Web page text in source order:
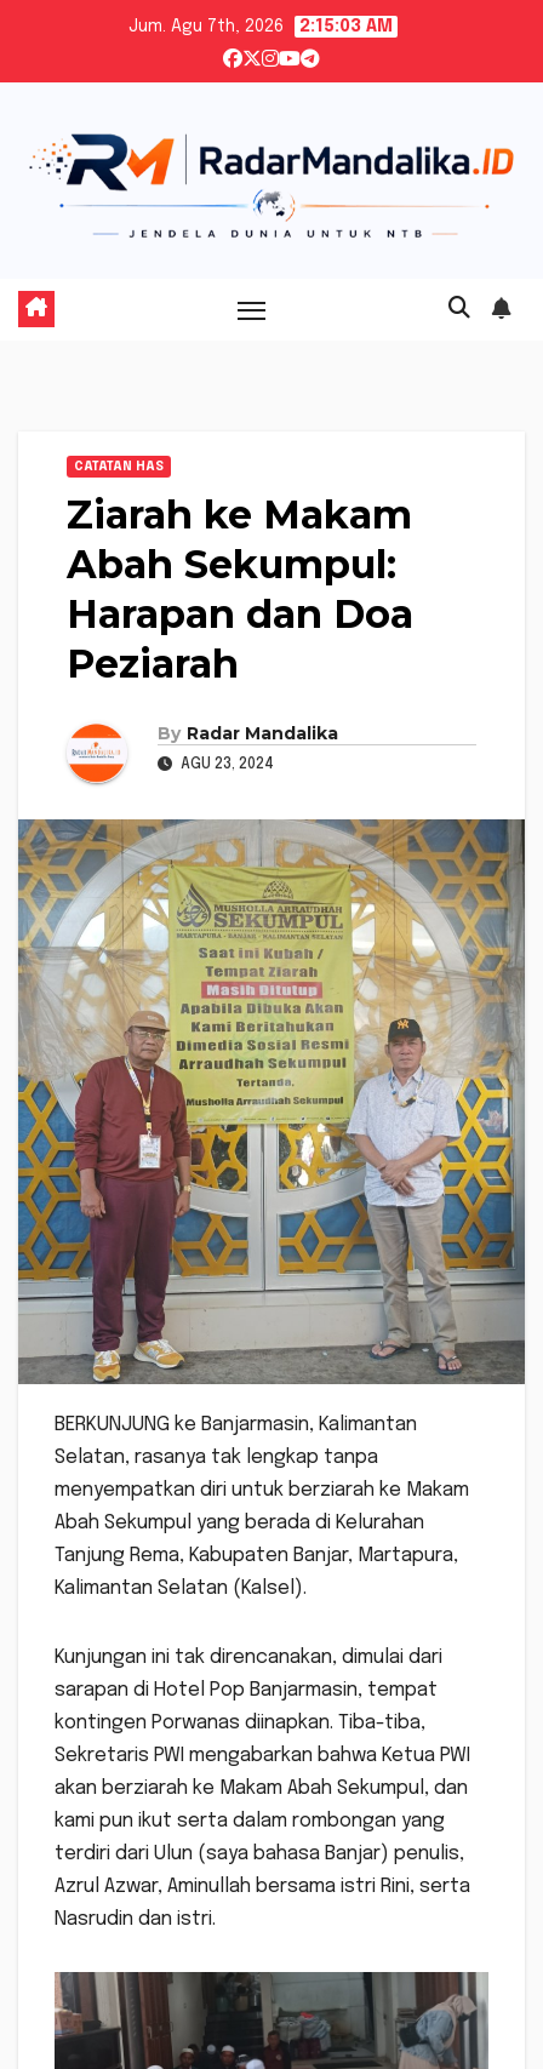
content
Jum. Agu 7th, 2026 2:15:05 AM
CATATAN HAS
Ziarah ke Makam
Abah Sekumpul:
Harapan dan Doa
Peziarah
By Radar Mandalika
AGU 23, 2024
BERKUNJUNG ke Banjarmasin, Kalimantan
Selatan, rasanya tak lengkap tanpa
menyempatkan diri untuk berziarah ke Makam
Abah Sekumpul yang berada di Kelurahan
Tanjung Rema, Kabupaten Banjar, Martapura,
Kalimantan Selatan (Kalsel).
Kunjungan ini tak direncanakan, dimulai dari
sarapan di Hotel Pop Banjarmasin, tempat
kontingen Porwanas diinapkan. Tiba-tiba,
Sekretaris PWI mengabarkan bahwa Ketua PWI
akan berziarah ke Makam Abah Sekumpul, dan
kami pun ikut serta dalam rombongan yang
terdiri dari Ulun (saya bahasa Banjar) penulis,
Azrul Azwar, Aminullah bersama istri Rini, serta
Nasrudin dan istri.